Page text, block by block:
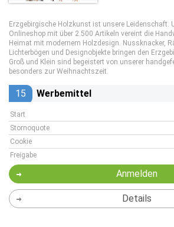
Erzgebirgische Holzkunst ist unsere Leidenschaft.
Onlineshop mit über 2.500 Artikeln vereint die
Heimat mit modernem Holzdesign. Nussknacker,
Lichterbögen und Designobjekte bringen den
Groß und Klein sind begeistert von unserer
besonders zur Weihnachtszeit.
15 Werbemittel
Start
Stornoquote
Cookie
Freigabe
Anmelden
Details